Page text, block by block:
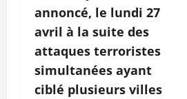
annoncé, le lundi 27
avril à la suite des
attaques terroristes
simultanées ayant
ciblé plusieurs villes